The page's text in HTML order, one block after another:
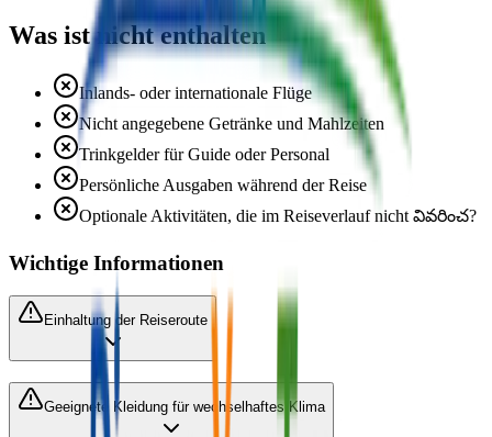
Was ist nicht enthalten
Inlands- oder internationale Flüge
Nicht angegebene Getränke und Mahlzeiten
Trinkgelder für Guide oder Personal
Persönliche Ausgaben während der Reise
Optionale Aktivitäten, die im Reiseverlauf nicht వివరించ?
Wichtige Informationen
Einhaltung der Reiseroute
Geeignete Kleidung für wechselhaftes Klima